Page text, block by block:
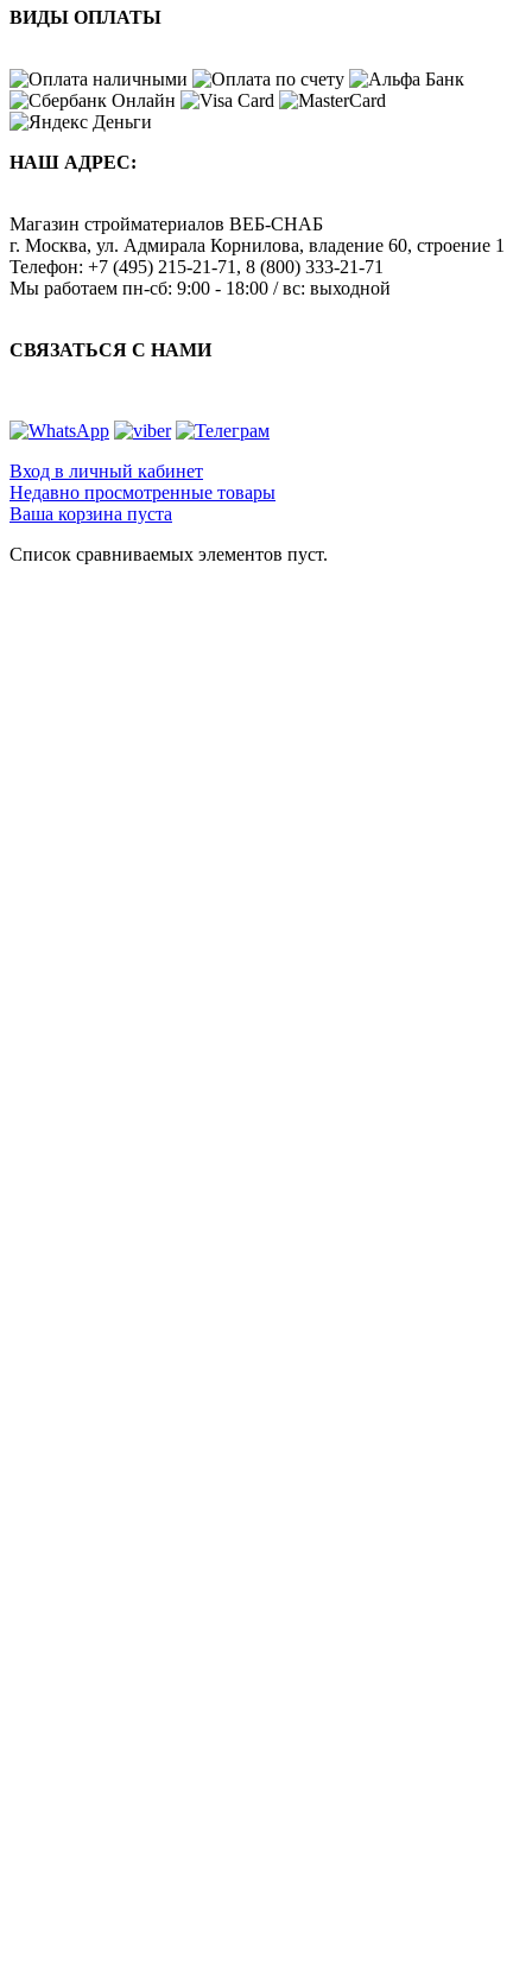
ВИДЫ ОПЛАТЫ
НАШ АДРЕС:
Магазин стройматериалов ВЕБ-СНАБ
г. Москва, ул. Адмирала Корнилова, владение 60, строение 1
Телефон: +7 (495) 215-21-71 , 8 (800) 333-21-71
Мы работаем пн-сб: 9:00 - 18:00 / вс: выходной
СВЯЗАТЬСЯ С НАМИ
Вход в личный кабинет
Недавно просмотренные товары
Ваша корзина пуста
Список сравниваемых элементов пуст.